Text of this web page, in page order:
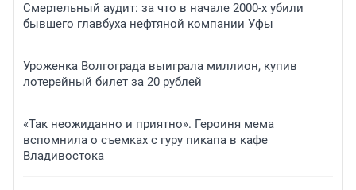
Смертельный аудит: за что в начале 2000-х убили
бывшего главбуха нефтяной компании Уфы
Уроженка Волгограда выиграла миллион, купив
лотерейный билет за 20 рублей
«Так неожиданно и приятно». Героиня мема
вспомнила о съемках с гуру пикапа в кафе
Владивостока